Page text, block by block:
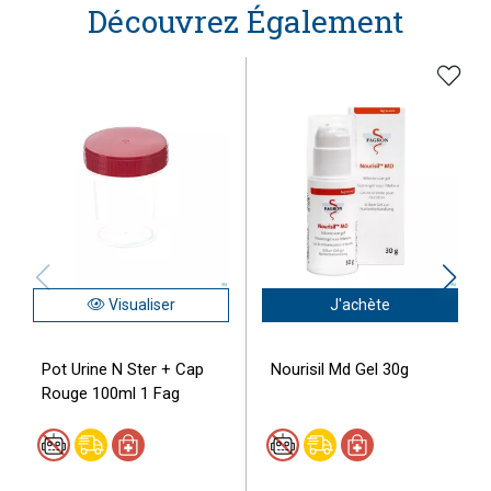
Découvrez Également
Visualiser
Pot Urine N Ster + Cap
Rouge 100ml 1 Fag
J'achète
Nourisil Md Gel 30g